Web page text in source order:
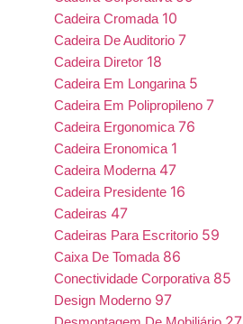
Cadeira Cromada 10
Cadeira De Auditorio 7
Cadeira Diretor 18
Cadeira Em Longarina 5
Cadeira Em Polipropileno 7
Cadeira Ergonomica 76
Cadeira Eronomica 1
Cadeira Moderna 47
Cadeira Presidente 16
Cadeiras 47
Cadeiras Para Escritorio 59
Caixa De Tomada 86
Conectividade Corporativa 85
Design Moderno 97